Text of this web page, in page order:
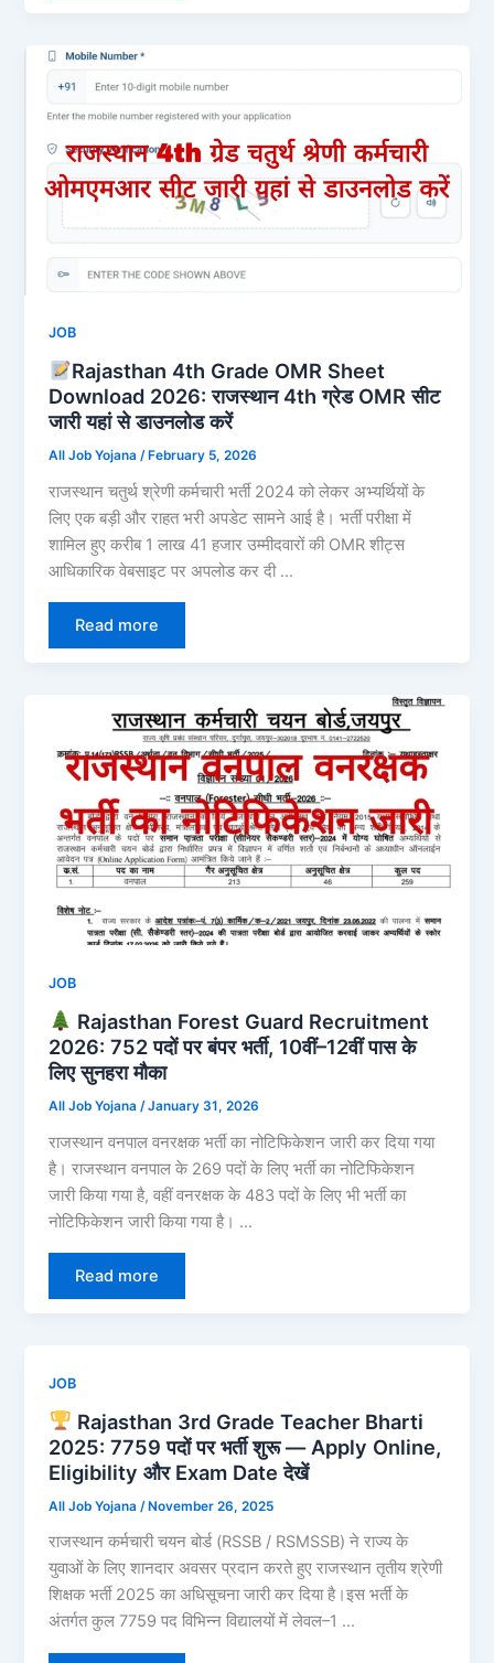
JOB
Rajasthan 4th Grade OMR Sheet
Download 2026: राजस्थान 4th ग्रेड OMR सीट
जारी यहां से डाउनलोड करें
All Job Yojana/ February 5, 2026
राजस्थान चतुर्थ श्रेणी कर्मचारी भर्ती 2024 को लेकर अभ्यर्थियों के
लिए एक बड़ी और राहत भरी अपडेट सामने आई है। भर्ती परीक्षा में
शामिल हुए करीब 1 लाख 41 हजार उम्मीदवारों की OMR शीट्स
आधिकारिक वेबसाइट पर अपलोड कर दी …
Read more
JOB
Rajasthan Forest Guard Recruitment
2026: 752 पदों पर बंपर भर्ती, 10वीं–12वीं पास के
लिए सुनहरा मौका
All Job Yojana /January 31, 2026
राजस्थान वनपाल वनरक्षक भर्ती का नोटिफिकेशन जारी कर दिया गया
है। राजस्थान वनपाल के 269 पदों के लिए भर्ती का नोटिफिकेशन
जारी किया गया है, वहीं वनरक्षक के 483 पदों के लिए भी भर्ती का
नोटिफिकेशन जारी किया गया है। …
Read more
JOB
Rajasthan 3rd Grade Teacher Bharti
2025: 7759 पदों पर भर्ती शुरू — Apply Online,
Eligibility और Exam Date देखें
All Job Yojana /November 26, 2025
राजस्थान कर्मचारी चयन बोर्ड (RSSB / RSMSSB) ने राज्य के
युवाओं के लिए शानदार अवसर प्रदान करते हुए राजस्थान तृतीय श्रेणी
शिक्षक भर्ती 2025 का अधिसूचना जारी कर दिया है।इस भर्ती के
अंतर्गत कुल 7759 पद विभिन्न विद्यालयों में लेवल–1 …